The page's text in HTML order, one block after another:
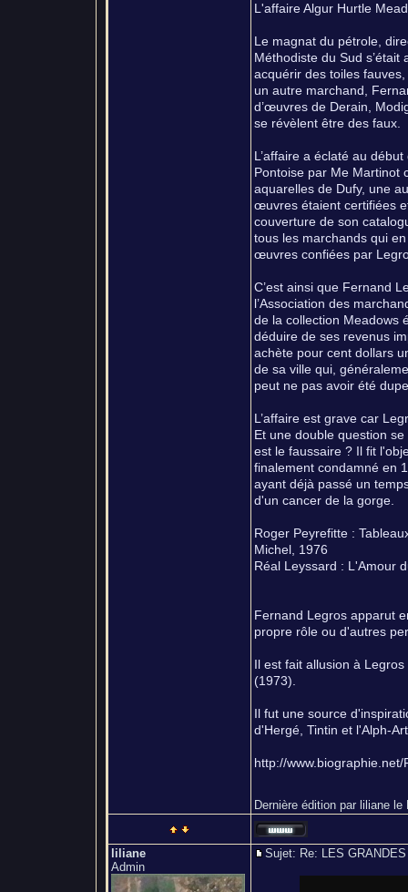
L'affaire Algur Hurtle
Le magnat du pétrole,
Méthodiste du Sud
acquérir des toiles
un autre marchand,
d’œuvres de Derain,
se révèlent être des faux.
L’affaire a éclaté au
Pontoise par Me Martinot
aquarelles de Dufy, une
œuvres étaient certifiées
couverture de son
tous les marchands qui
œuvres confiées par
C’est ainsi que Fernand
l’Association des
de la collection Meadows
déduire de ses revenus
achète pour cent dollars
de sa ville qui,
peut ne pas avoir été
L’affaire est grave car
Et une double question
est le faussaire ? Il fit
finalement condamné en
ayant déjà passé un
d'un cancer de la gorge.
Roger Peyrefitte :
Michel, 1976
Réal Leyssard : L'Amour
Fernand Legros apparut
propre rôle ou d'autres
Il est fait allusion à
(1973).
Il fut une source
d'Hergé, Tintin et l'Alph-
http://
Dernière édition par liliane
liliane
Admin
Sujet: Re: LES